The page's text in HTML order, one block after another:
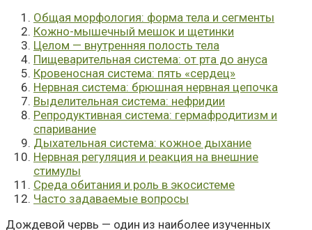
Общая морфология: форма тела и сегменты
Кожно-мышечный мешок и щетинки
Целом — внутренняя полость тела
Пищеварительная система: от рта до ануса
Кровеносная система: пять «сердец»
Нервная система: брюшная нервная цепочка
Выделительная система: нефридии
Репродуктивная система: гермафродитизм и
спаривание
Дыхательная система: кожное дыхание
Нервная регуляция и реакция на внешние
стимулы
Среда обитания и роль в экосистеме
Часто задаваемые вопросы
Дождевой червь — один из наиболее изученных